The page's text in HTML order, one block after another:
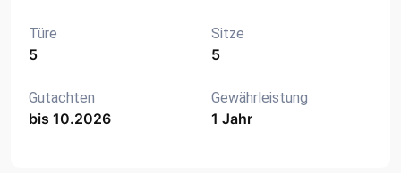
Türe
5
Sitze
5
Gutachten
bis 10.2026
Gewährleistung
1 Jahr